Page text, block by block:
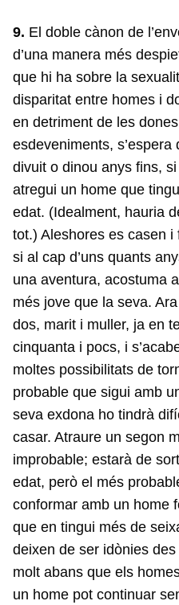
9. El doble cànon de
d’una manera més
que hi ha sobre la
disparitat entre homes i
en detriment de les
esdeveniments,
divuit o dinou anys fins,
atregui un home que
edat. (Idealment, hauria
tot.) Aleshores es casen
si al cap d’uns quants
una aventura, acostuma
més jove que la seva.
dos, marit i muller, ja en
cinquanta i pocs, i
moltes possibilitats de
probable que sigui amb
seva exdona ho tindrà
casar. Atraure un segon
improbable; estarà de
edat, però el més
conformar amb un home
que en tingui més de
deixen de ser idònies
molt abans que els
un home pot continuar